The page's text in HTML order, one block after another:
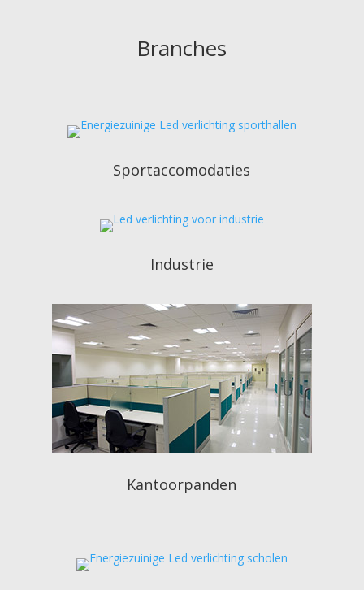
Branches
Sportaccomodaties
Industrie
Kantoorpanden